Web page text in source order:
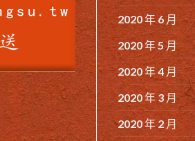
2020 年 6 月
2020 年 5 月
2020 年 4 月
2020 年 3 月
2020 年 2 月